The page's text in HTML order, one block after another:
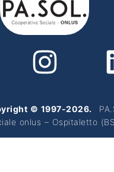
© 1997-2026.
onlus – Ospitaletto